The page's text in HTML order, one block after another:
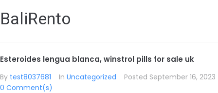
BaliRento
Esteroides lengua blanca, winstrol pills for sale uk
By test8037681 In Uncategorized Posted September 16, 2023
0 Comment(s)